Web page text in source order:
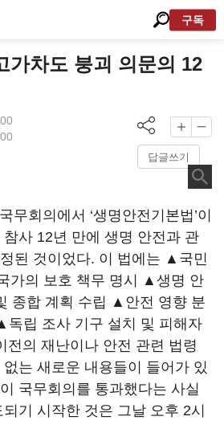
구독
가차도 붕괴 의문의 12
답글쓰기
무회의에서 ‘생명안전기본법’이
사 12년 만에 생명 안전과 관
된 것이었다. 이 법에는 ▲국민
가의 보호 책무 명시 ▲생명 안
종합 계획 수립 ▲안전 영향 분
독립 조사 기구 설치 및 피해자
전의 재난이나 안전 관련 법령
는 새로운 내용들이 들어가 있
국무회의를 통과했다는 사실
기 시작한 것은 그날 오후 2시